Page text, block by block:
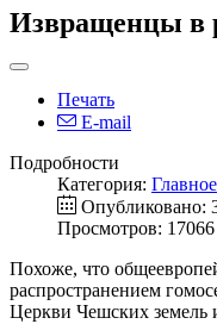
Извращенцы в
Печать
E-mail
Подробности
Категория: Главное
Опубликовано:
Просмотров: 17066
Похоже, что
распространением
Церкви Чешских земель